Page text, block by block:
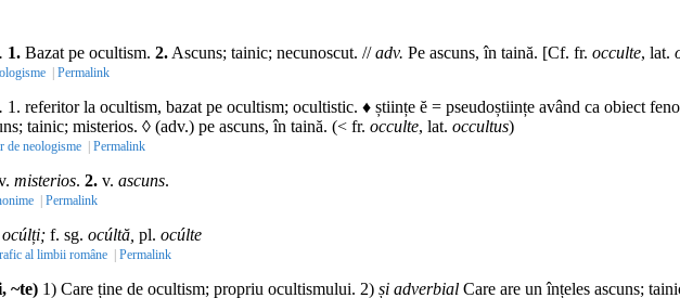
1. Bazat pe ocultism. 2. Ascuns; tainic; necunoscut. //adv. Pe ascuns, în taină. [Cf. fr. occulte, lat.
| Permalink
1. referitor la ocultism, bazat pe ocultism; ocultistic. ♦ științe ĕ = pseudoștiințe având ca obiect
tainic; misterios. ◊ (adv.) pe ascuns, în taină. (< fr. occulte, lat. occultus)
de neologisme | Permalink
misterios. 2. v. ascuns.
| Permalink
ocúlți; f. sg. ocúltă, pl. ocúlte
al limbii române | Permalink
~te) 1) Care ține de ocultism; propriu ocultismului. 2) și adverbial Care are un înțeles ascuns;